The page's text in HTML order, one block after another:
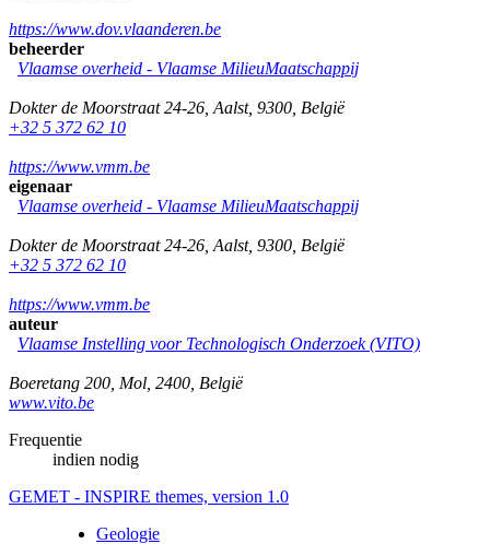
https://www.dov.vlaanderen.be
beheerder
Vlaamse overheid - Vlaamse MilieuMaatschappij
Dokter de Moorstraat 24-26 Aalst, 9300 België
+32 5 372 62 10
https://www.vmm.be
eigenaar
Vlaamse overheid - Vlaamse MilieuMaatschappij
Dokter de Moorstraat 24-26 Aalst, 9300 België
+32 5 372 62 10
https://www.vmm.be
auteur
Vlaamse Instelling voor Technologisch Onderzoek (VITO)
Boeretang 200 Mol 2400 België
www.vito.be
Frequentie
indien nodig
GEMET - INSPIRE themes, version 1.0
Geologie